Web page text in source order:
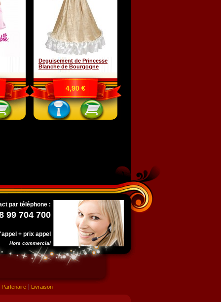
Deguisement de Princesse
Blanche de Bourgogne
4,90 €
par téléphone :
99 704 700
+ prix appel
Hors commercial
Partenaire Livraison